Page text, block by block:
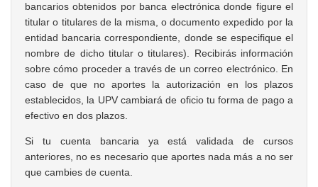
bancarios obtenidos por banca electrónica donde figure el
titular o titulares de la misma, o documento expedido por la
entidad bancaria correspondiente, donde se especifique el
nombre de dicho titular o titulares). Recibirás información
sobre cómo proceder a través de un correo electrónico. En
caso de que no aportes la autorización en los plazos
establecidos, la UPV cambiará de oficio tu forma de pago a
efectivo en dos plazos.
Si tu cuenta bancaria ya está validada de cursos
anteriores, no es necesario que aportes nada más a no ser
que cambies de cuenta.